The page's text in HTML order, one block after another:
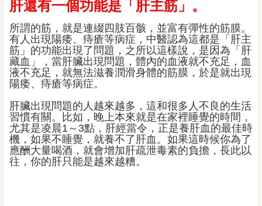
肝還有一個功能是「肝主筋」。
所謂的筋，就是連綴四肢百骸，並富有彈性的筋膜。
有人出現陽痿、痔瘡等病症，中醫認為這都是「肝主
筋」的功能出現了問題，之所以這樣說，是因為「肝
藏血」，當肝臟出現問題，體內的血液就不充足，血
液不充足，就無法滋養潤滑身體的筋膜，於是就出現
陽痿、痔瘡等病症。
肝臟出現問題的人越來越多，這和很多人不良的生活
習慣有關。比如，晚上本來就是在家裡睡覺的時間，
尤其是凌晨1～3點，肝經當令，正是養肝血的最佳時
機，如果不睡覺，就養不了肝血。如果這時候你為了
應酬大量喝酒，就會增加肝疏泄毒素的負擔，長此以
往，你的肝只能是越來越糟。